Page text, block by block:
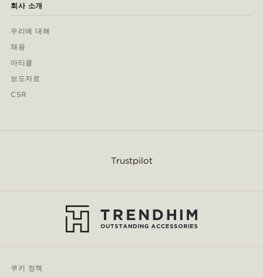
회사 소개
우리에 대해
채용
아티클
보도자료
CSR
Trustpilot
쿠키 정책